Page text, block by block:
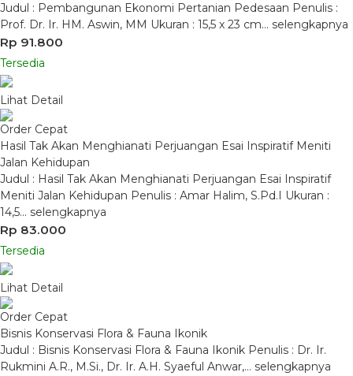
Judul : Pembangunan Ekonomi Pertanian Pedesaan Penulis :
Prof. Dr. Ir. HM. Aswin, MM Ukuran : 15,5 x 23 cm… selengkapnya
Rp 91.800
Tersedia
Lihat Detail
Order Cepat
Hasil Tak Akan Menghianati Perjuangan Esai Inspiratif Meniti
Jalan Kehidupan
Judul : Hasil Tak Akan Menghianati Perjuangan Esai Inspiratif
Meniti Jalan Kehidupan Penulis : Amar Halim, S.Pd.I Ukuran :
14,5… selengkapnya
Rp 83.000
Tersedia
Lihat Detail
Order Cepat
Bisnis Konservasi Flora & Fauna Ikonik
Judul : Bisnis Konservasi Flora & Fauna Ikonik Penulis : Dr. Ir.
Rukmini A.R., M.Si., Dr. Ir. A.H. Syaeful Anwar,… selengkapnya